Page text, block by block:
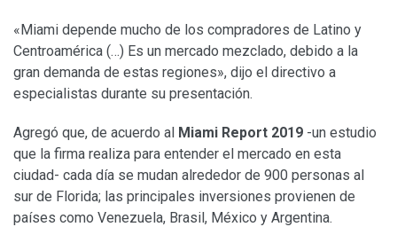
«Miami depende mucho de los compradores de Latino y
Centroamérica (…) Es un mercado mezclado, debido a la
gran demanda de estas regiones», dijo el directivo a
especialistas durante su presentación.
Agregó que, de acuerdo al Miami Report 2019 -un estudio
que la firma realiza para entender el mercado en esta
ciudad- cada día se mudan alrededor de 900 personas al
sur de Florida; las principales inversiones provienen de
países como Venezuela, Brasil, México y Argentina.